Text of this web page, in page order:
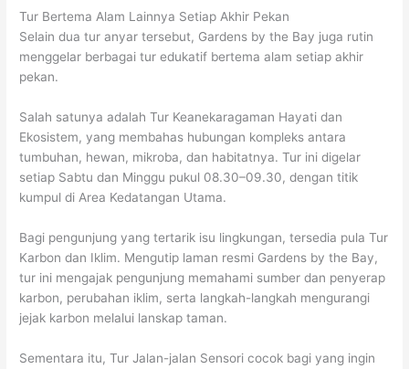
Tur Bertema Alam Lainnya Setiap Akhir Pekan
Selain dua tur anyar tersebut, Gardens by the Bay juga rutin
menggelar berbagai tur edukatif bertema alam setiap akhir
pekan.
Salah satunya adalah Tur Keanekaragaman Hayati dan
Ekosistem, yang membahas hubungan kompleks antara
tumbuhan, hewan, mikroba, dan habitatnya. Tur ini digelar
setiap Sabtu dan Minggu pukul 08.30–09.30, dengan titik
kumpul di Area Kedatangan Utama.
Bagi pengunjung yang tertarik isu lingkungan, tersedia pula Tur
Karbon dan Iklim. Mengutip laman resmi Gardens by the Bay,
tur ini mengajak pengunjung memahami sumber dan penyerap
karbon, perubahan iklim, serta langkah-langkah mengurangi
jejak karbon melalui lanskap taman.
Sementara itu, Tur Jalan-jalan Sensori cocok bagi yang ingin